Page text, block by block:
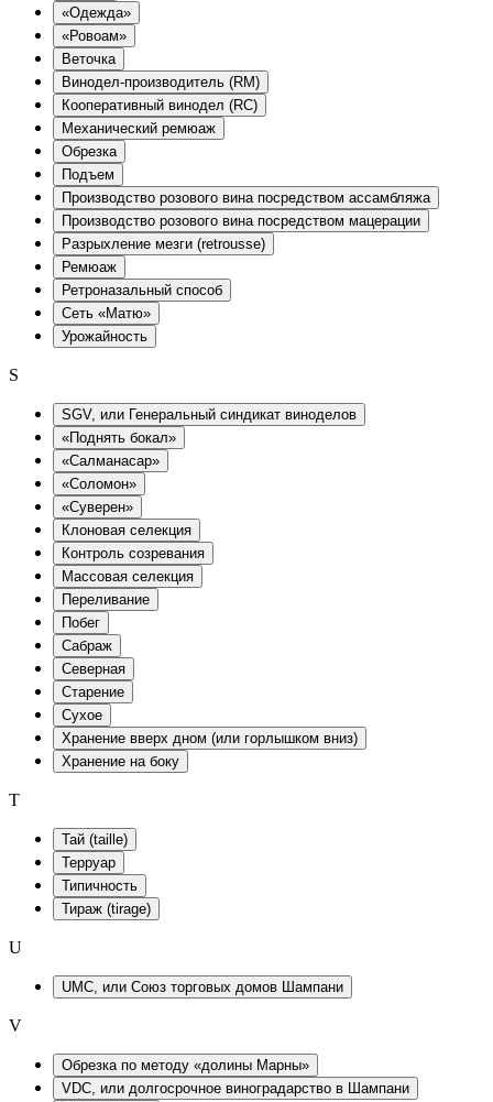
«Одежда»
«Ровоам»
Веточка
Винодел-производитель (RM)
Кооперативный винодел (RC)
Механический ремюаж
Обрезка
Подъем
Производство розового вина посредством ассамбляжа
Производство розового вина посредством мацерации
Разрыхление мезги (retrousse)
Ремюаж
Ретроназальный способ
Сеть «Матю»
Урожайность
S
SGV, или Генеральный синдикат виноделов
«Поднять бокал»
«Салманасар»
«Соломон»
«Суверен»
Клоновая селекция
Контроль созревания
Массовая селекция
Переливание
Побег
Сабраж
Северная
Старение
Сухое
Хранение вверх дном (или горлышком вниз)
Хранение на боку
T
Тай (taille)
Терруар
Типичность
Тираж (tirage)
U
UMC, или Союз торговых домов Шампани
V
Oбрезка по методу «долины Марны»
VDC, или долгосрочное виноградарство в Шампани